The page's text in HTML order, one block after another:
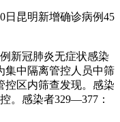
日昆明新增确诊病例45
新冠肺炎无症状感染
集中隔离管控人员中筛
控区内筛查发现。感染
。感染者329—377：